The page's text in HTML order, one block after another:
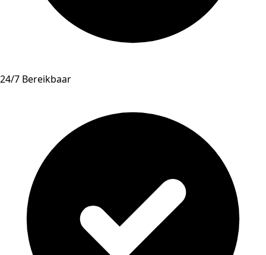
24/7 Bereikbaar